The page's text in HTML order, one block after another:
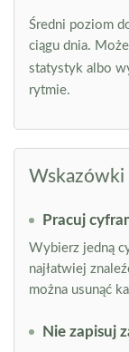
Średni poziom
ciągu dnia.
statystyk albo
rytmie.
Wskazówki
Pracuj
Wybierz jedną
najłatwiej
można usunąć
Nie zapisuj